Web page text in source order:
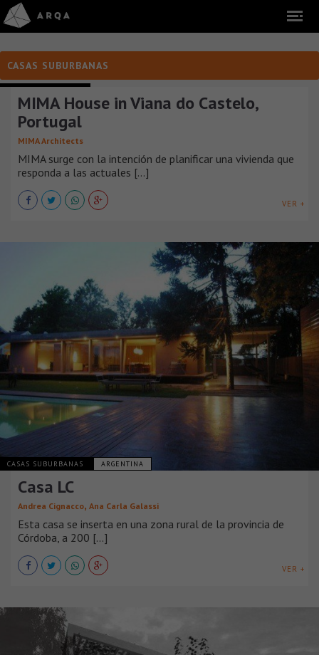
CASAS SUBURBANAS
CASAS SUBURBANAS
MIMA House in Viana do Castelo,
Portugal
MIMA Architects
MIMA surge con la intención de planificar una vivienda que
responda a las actuales [...]
VER +
CASAS SUBURBANAS ARGENTINA
Casa LC
Andrea Cignacco, Ana Carla Galassi
Esta casa se inserta en una zona rural de la provincia de
Córdoba, a 200 [...]
VER +